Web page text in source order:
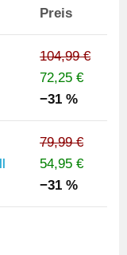
Preis
104,99 €
72,25 €
−31 %
79,99 €
54,95 €
−31 %